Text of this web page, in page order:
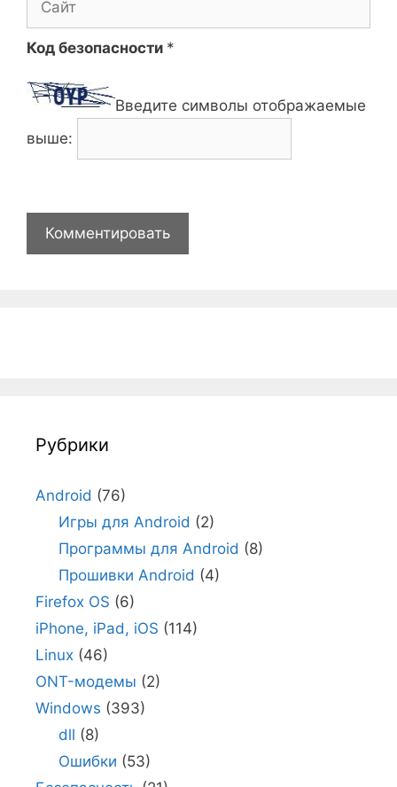
Код безопасности *
Введите символы отображаемые
выше:
Рубрики
Android (76)
Игры для Android (2)
Программы для Android (8)
Прошивки Android (4)
Firefox OS (6)
iPhone, iPad, iOS (114)
Linux (46)
ONT-модемы (2)
Windows (393)
dll (8)
Ошибки (53)